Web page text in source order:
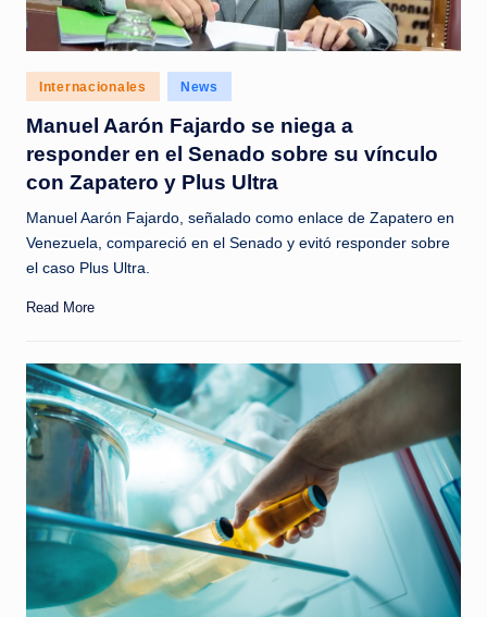
Posted
in
Internacionales News
Manuel Aarón Fajardo se niega a
responder en el Senado sobre su vínculo
con Zapatero y Plus Ultra
Manuel Aarón Fajardo, señalado como enlace de Zapatero en
Venezuela, compareció en el Senado y evitó responder sobre
el caso Plus Ultra.
Read More